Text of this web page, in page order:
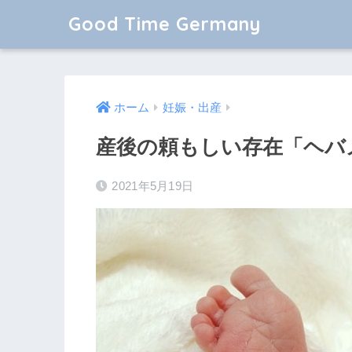
Good Time Germany
ホーム 妊娠・出産
産後の頼もしい存在「ヘ
2021年5月19日